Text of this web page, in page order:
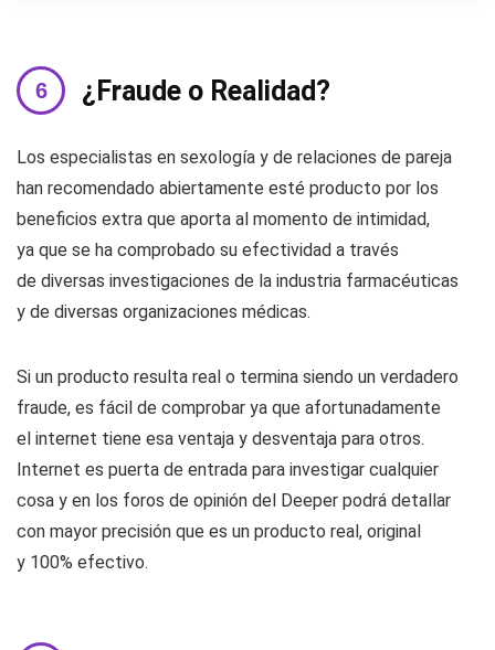
¿Fraude o Realidad?
Los especialistas en sexología y de relaciones de pareja
han recomendado abiertamente esté producto por los
beneficios extra que aporta al momento de intimidad,
ya que se ha comprobado su efectividad a través
de diversas investigaciones de la industria farmacéuticas
y de diversas organizaciones médicas.
Si un producto resulta real o termina siendo un verdadero
fraude, es fácil de comprobar ya que afortunadamente
el internet tiene esa ventaja y desventaja para otros.
Internet es puerta de entrada para investigar cualquier
cosa y en los foros de opinión del Deeper podrá detallar
con mayor precisión que es un producto real, original
y 100% efectivo.